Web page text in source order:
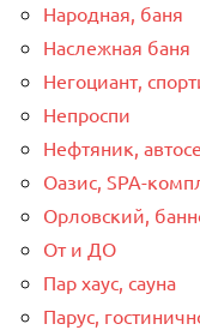
Народная, баня
Наслежная баня
Негоциант,
Непроспи
Нефтяник,
Оазис, SPA-
Орловский,
От и ДО
Пар хаус, сауна
Парус,